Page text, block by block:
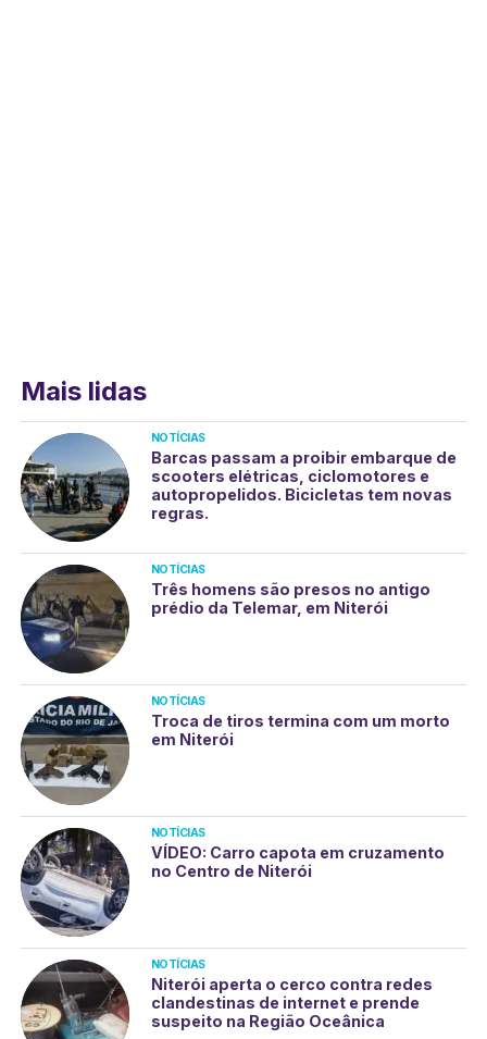
Mais lidas
NOTÍCIAS
Barcas passam a proibir embarque de
scooters elétricas, ciclomotores e
autopropelidos. Bicicletas tem novas
regras.
NOTÍCIAS
Três homens são presos no antigo
prédio da Telemar, em Niterói
NOTÍCIAS
Troca de tiros termina com um morto
em Niterói
NOTÍCIAS
VÍDEO: Carro capota em cruzamento
no Centro de Niterói
NOTÍCIAS
Niterói aperta o cerco contra redes
clandestinas de internet e prende
suspeito na Região Oceânica